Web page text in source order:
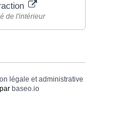
de l'intérieur
légale et administrative
baseo.io